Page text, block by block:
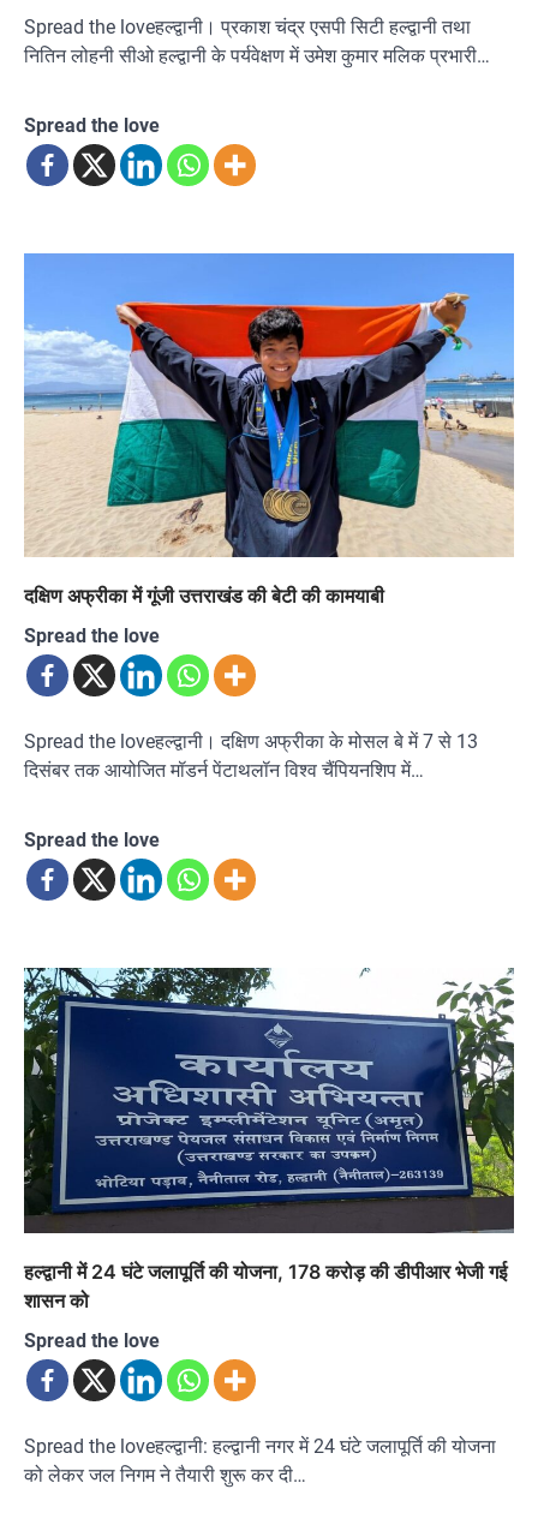
Spread the loveहल्द्वानी। प्रकाश चंद्र एसपी सिटी हल्द्वानी तथा
नितिन लोहनी सीओ हल्द्वानी के पर्यवेक्षण में उमेश कुमार मलिक प्रभारी…
Spread the love
दक्षिण अफ्रीका में गूंजी उत्तराखंड की बेटी की कामयाबी
Spread the love
Spread the loveहल्द्वानी। दक्षिण अफ्रीका के मोसल बे में 7 से 13
दिसंबर तक आयोजित मॉडर्न पेंटाथलॉन विश्व चैंपियनशिप में…
Spread the love
हल्द्वानी में 24 घंटे जलापूर्ति की योजना, 178 करोड़ की डीपीआर भेजी गई
शासन को
Spread the love
Spread the loveहल्द्वानी: हल्द्वानी नगर में 24 घंटे जलापूर्ति की योजना
को लेकर जल निगम ने तैयारी शुरू कर दी…